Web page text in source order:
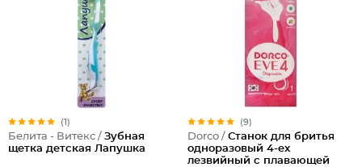
(1)
Белита - Витекс / Зубная
щетка детская Лапушка
(9)
Dorco / Станок для бритья
одноразовый 4-ех
лезвийный с плавающей